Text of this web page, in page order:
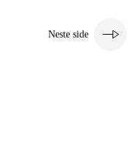
Neste side